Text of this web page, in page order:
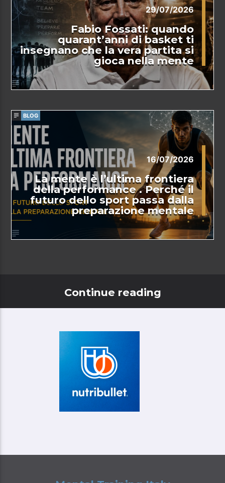
29/07/2026
Fabio Fossati: quando
quarant’anni di basket ti
insegnano che la vera partita si
gioca nella mente
BLOG
16/07/2026
La mente è l’ultima frontiera
della performance . Perché il
futuro dello sport passa dalla
preparazione mentale
Continue reading